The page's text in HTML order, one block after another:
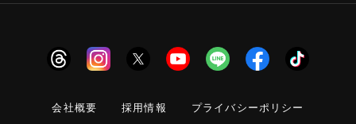
会社概要 採用情報
プライバシーポリシー